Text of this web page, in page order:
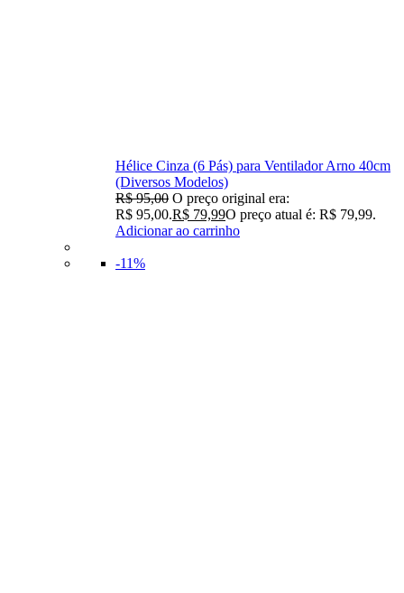
Hélice Cinza (6 Pás) para Ventilador Arno 40cm
(Diversos Modelos)
R$95,00 O preço original era:
R$ 95,00.R$ 79,99O preço atual é: R$ 79,99.
Adicionar ao carrinho
-11%